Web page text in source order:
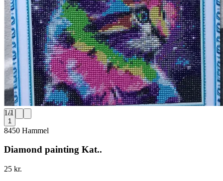
1/1
1
8450 Hammel
Diamond painting Kat..
25 kr.